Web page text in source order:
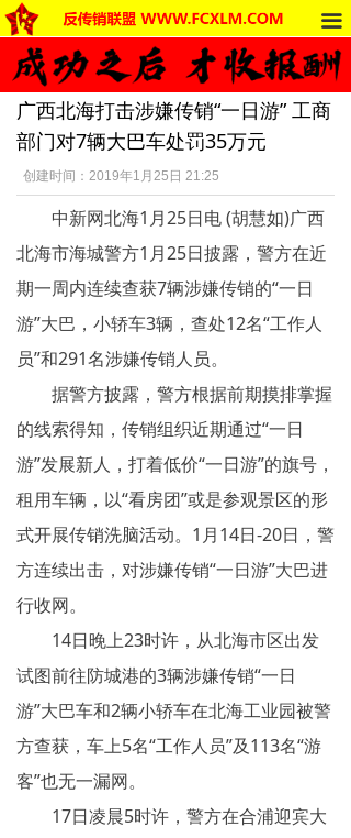
끀
首页
法律法规
反传销动态
受害者讲述
反传销杂谈
死人事件
传销的种类
南派传销
北派传销
精神传销
求助专区
大学生专栏
传销骗术
相关处罚
传销案例
广西北海打击涉嫌传销“一日游” 工商
部门对7辆大巴车处罚35万元
创建时间： 2019年1月25日 21:25
中新网北海1月25日电 (胡慧如)广西
北海市海城警方1月25日披露，警方在近
期一周内连续查获7辆涉嫌传销的“一日
游”大巴，小轿车3辆，查处12名“工作人
员”和291名涉嫌传销人员。
据警方披露，警方根据前期摸排掌握
的线索得知，传销组织近期通过“一日
游”发展新人，打着低价“一日游”的旗号，
租用车辆，以“看房团”或是参观景区的形
式开展传销洗脑活动。1月14日-20日，警
方连续出击，对涉嫌传销“一日游”大巴进
行收网。
14日晚上23时许，从北海市区出发
试图前往防城港的3辆涉嫌传销“一日
游”大巴车和2辆小轿车在北海工业园被警
方查获，车上5名“工作人员”及113名“游
客”也无一漏网。
17日凌晨5时许，警方在合浦迎宾大